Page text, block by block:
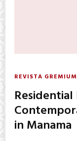
REVISTA GREMIUM
Residential
in Manama